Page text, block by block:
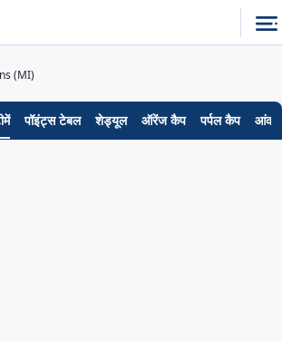
(MI)
पॉइंट्स टेबल शेड्यूल ऑरेंज कैप पर्पल कैप आंकड़े